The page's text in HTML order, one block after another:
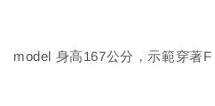
model 身高167公分，示範穿著F